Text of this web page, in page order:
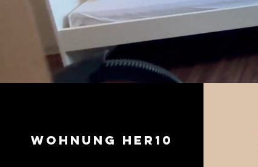
Wohnung HER10